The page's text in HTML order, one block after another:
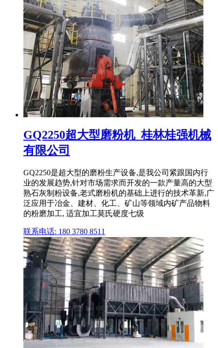
GQ2250超大型磨粉机_桂林桂强机械
有限公司
GQ2250是超大型的磨粉生产设备,是我公司紧跟国内行
业的发展趋势,针对市场需求而开发的一款产量高的大型
熟石灰制粉设备,老式磨粉机的基础上进行的技术革新,广
泛应用于冶金、建材、化工、矿山等领域内矿产品物料
的粉磨加工, 适宜加工莫氏硬度七级
联系电话: 180 3780 8511